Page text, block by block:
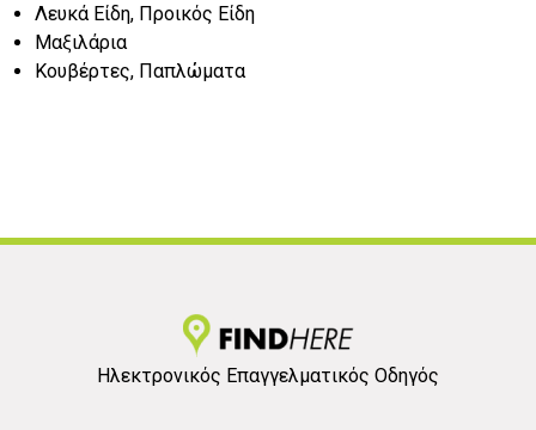
Λευκά Είδη, Προικός Είδη
Μαξιλάρια
Κουβέρτες, Παπλώματα
Ηλεκτρονικός Επαγγελματικός Οδηγός